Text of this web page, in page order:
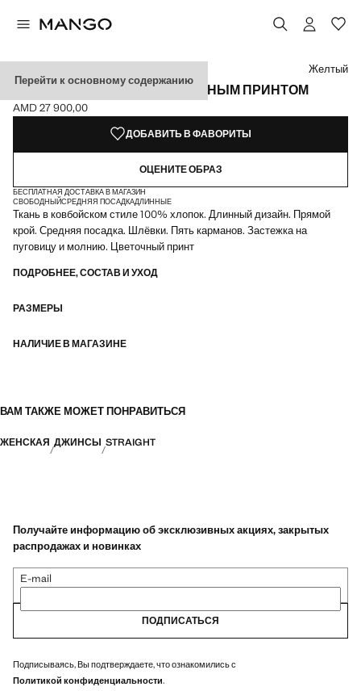
Перейти к основному содержанию
ПРЯМЫЕ ДЖИНСЫ С ЦВЕТОЧНЫМ ПРИНТОМ
Текущая цена [AMD 27 900,00 ]
AMD 27 900,00
Выберите цвет
Желтый
ДОБАВИТЬ В ФАВОРИТЫ
ОЦЕНИТЕ ОБРАЗ
БЕСПЛАТНАЯ ДОСТАВКА В МАГАЗИН
СВОБОДНЫЙСРЕДНЯЯ ПОСАДКАДЛИННЫЕ
Ткань в ковбойском стиле 100% хлопок. Длинный дизайн. Прямой
крой. Средняя посадка. Шлёвки. Пять карманов. Застежка на
пуговицу и молнию. Цветочный принт
ПОДРОБНЕЕ, СОСТАВ И УХОД
РАЗМЕРЫ
НАЛИЧИЕ В МАГАЗИНЕ
ВАМ ТАКЖЕ МОЖЕТ ПОНРАВИТЬСЯ
ЖЕНСКАЯ ДЖИНСЫ STRAIGHT
Получайте информацию об эксклюзивных акциях, закрытых
распродажах и новинках
E-mail
ПОДПИСАТЬСЯ
Подписываясь, Вы подтверждаете, что ознакомились с
Политикой конфиденциальности.